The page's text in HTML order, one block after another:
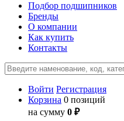
Подбор подшипников
Бренды
О компании
Как купить
Контакты
Войти Регистрация
Корзина 0 позиций
на сумму 0 ₽